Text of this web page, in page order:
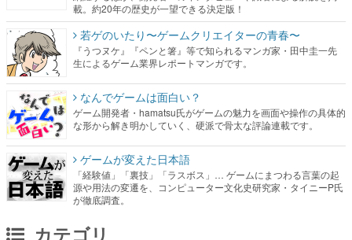
載。約20年の歴史が一望できる決定版！
若ゲのいたり〜ゲームクリエイターの青春〜
『うつヌケ』『ペンと箸』等で知られるマンガ家・田中圭一先
生によるゲーム業界レポートマンガです。
なんでゲームは面白い？
ゲーム開発者・hamatsu氏がゲームの魅力を画面や操作の具体的
な形から解き明かしていく、硬派で骨太な評論連載です。
ゲームが変えた日本語
「経験値」「裏技」「ラスボス」… ゲームにまつわる言葉の起
源や用法の変遷を、コンピューター文化史研究家・タイニーP氏
が徹底調査。
カテゴリ